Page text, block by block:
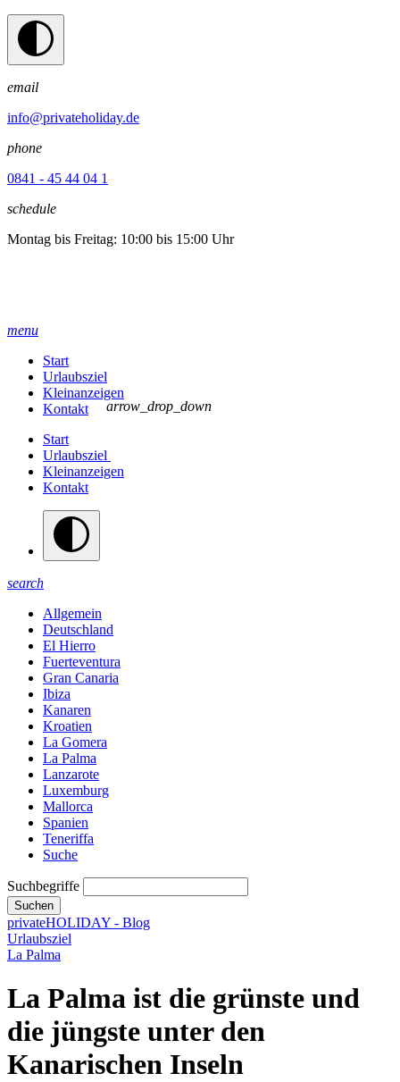
email
info@privateholiday.de
phone
0841 - 45 44 04 1
schedule
Montag bis Freitag: 10:00 bis 15:00 Uhr
menu
Start
Urlaubsziel
Kleinanzeigen
Kontakt
Start
Urlaubsziel
arrow_drop_down
Kleinanzeigen
Kontakt
search
Allgemein
Deutschland
El Hierro
Fuerteventura
Gran Canaria
Ibiza
Kanaren
Kroatien
La Gomera
La Palma
Lanzarote
Luxemburg
Mallorca
Spanien
Teneriffa
Suche
Suchbegriffe
Suchen
privateHOLIDAY - Blog
Urlaubsziel
La Palma
La Palma ist die grünste und
die jüngste unter den
Kanarischen Inseln